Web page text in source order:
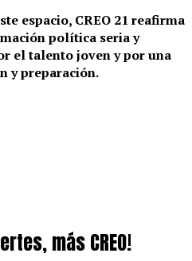
espacio, CREO 21 reafirma
política seria y
el talento joven y por una
y preparación.
más CREO!